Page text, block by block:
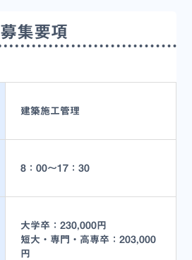
募集要項
建築施工管理
8：00～17：30
大学卒：230,000円
短大・専門・高専卒：203,000
円